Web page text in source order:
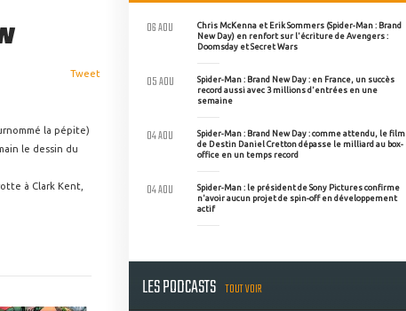
Tweet
la pépite)
le dessin du
à Clark Kent,
Chris McKenna et Erik Sommers (Spider-Man : Brand
New Day) en renfort sur l'écriture de Avengers :
Doomsday et Secret Wars
06 AOU
Spider-Man : Brand New Day : en France, un succès
record aussi avec 3 millions d'entrées en une
semaine
05 AOU
Spider-Man : Brand New Day : comme attendu, le film
de Destin Daniel Cretton dépasse le milliard au box-
office en un temps record
04 AOU
Spider-Man : le président de Sony Pictures confirme
n'avoir aucun projet de spin-off en développement
actif
04 AOU
LES PODCASTS TOUT VOIR